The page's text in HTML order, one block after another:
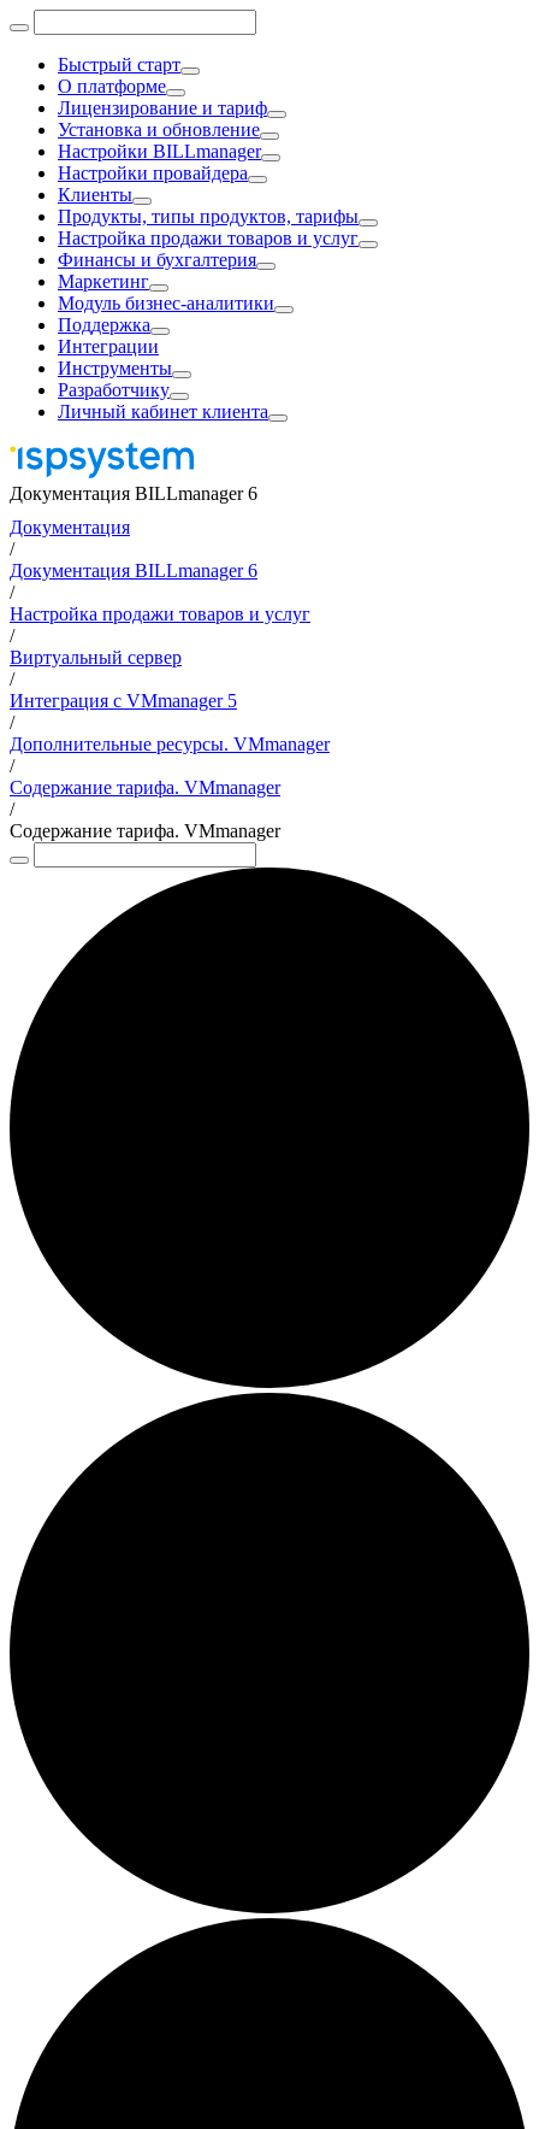
Быстрый старт
О платформе
Лицензирование и тариф
Установка и обновление
Настройки BILLmanager
Настройки провайдера
Клиенты
Продукты, типы продуктов, тарифы
Настройка продажи товаров и услуг
Финансы и бухгалтерия
Маркетинг
Модуль бизнес-аналитики
Поддержка
Интеграции
Инструменты
Разработчику
Личный кабинет клиента
Документация BILLmanager 6
Документация
/
Документация BILLmanager 6
/
Настройка продажи товаров и услуг
/
Виртуальный сервер
/
Интеграция с VMmanager 5
/
Дополнительные ресурсы. VMmanager
/
Содержание тарифа. VMmanager
/
Содержание тарифа. VMmanager